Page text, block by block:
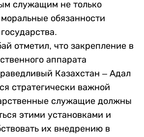
служащим не только
обязанности
отметил, что закрепление в
аппарата
Казахстан – Адал
стратегически важной
служащие должны
этими установками и
их внедрению в